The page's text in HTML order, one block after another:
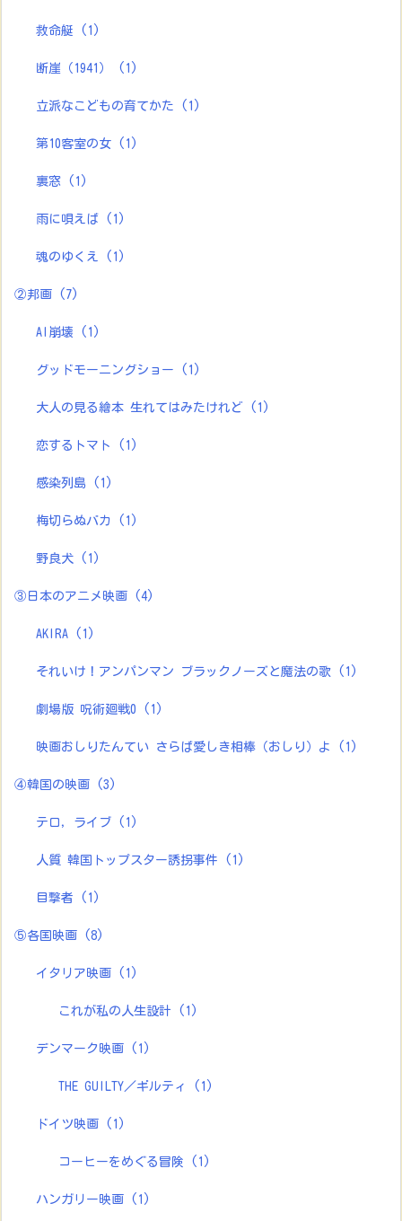
救命艇 (1)
断崖（1941） (1)
立派なこどもの育てかた (1)
第10客室の女 (1)
裏窓 (1)
雨に唄えば (1)
魂のゆくえ (1)
②邦画 (7)
AI崩壊 (1)
グッドモーニングショー (1)
大人の見る繪本 生れてはみたけれど (1)
恋するトマト (1)
感染列島 (1)
梅切らぬバカ (1)
野良犬 (1)
③日本のアニメ映画 (4)
AKIRA (1)
それいけ！アンパンマン ブラックノーズと魔法の歌 (1)
劇場版 呪術廻戦0 (1)
映画おしりたんてい さらば愛しき相棒（おしり）よ (1)
④韓国の映画 (3)
テロ，ライブ (1)
人質 韓国トップスター誘拐事件 (1)
目撃者 (1)
⑤各国映画 (8)
イタリア映画 (1)
これが私の人生設計 (1)
デンマーク映画 (1)
THE GUILTY／ギルティ (1)
ドイツ映画 (1)
コーヒーをめぐる冒険 (1)
ハンガリー映画 (1)